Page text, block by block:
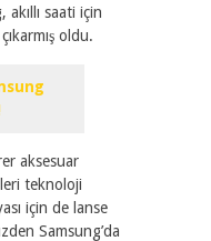
akıllı saati için
oldu.
aksesuar
teknoloji
için de lanse
Samsung’da